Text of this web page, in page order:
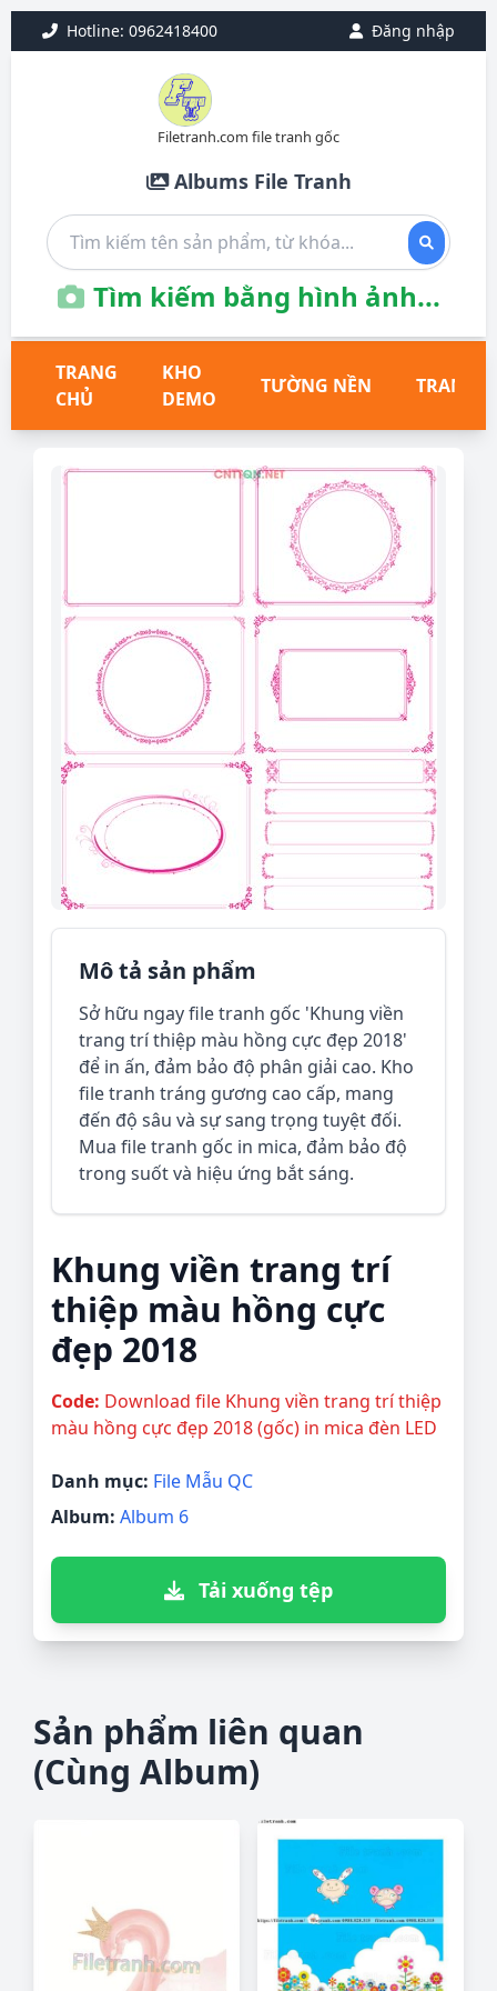
Hotline: 0962418400 Đăng nhập
Filetranh.com file tranh gốc
Albums File Tranh
Tìm kiếm bằng hình ảnh...
TRANG
CHỦ
KHO
DEMO
TƯỜNG NỀN TRANH
Mô tả sản phẩm
Sở hữu ngay file tranh gốc 'Khung viền
trang trí thiệp màu hồng cực đẹp 2018'
để in ấn, đảm bảo độ phân giải cao. Kho
file tranh tráng gương cao cấp, mang
đến độ sâu và sự sang trọng tuyệt đối.
Mua file tranh gốc in mica, đảm bảo độ
trong suốt và hiệu ứng bắt sáng.
Khung viền trang trí
thiệp màu hồng cực
đẹp 2018
Code: Download file Khung viền trang trí thiệp
màu hồng cực đẹp 2018 (gốc) in mica đèn LED
Danh mục: File Mẫu QC
Album: Album 6
Tải xuống tệp
Sản phẩm liên quan
(Cùng Album)